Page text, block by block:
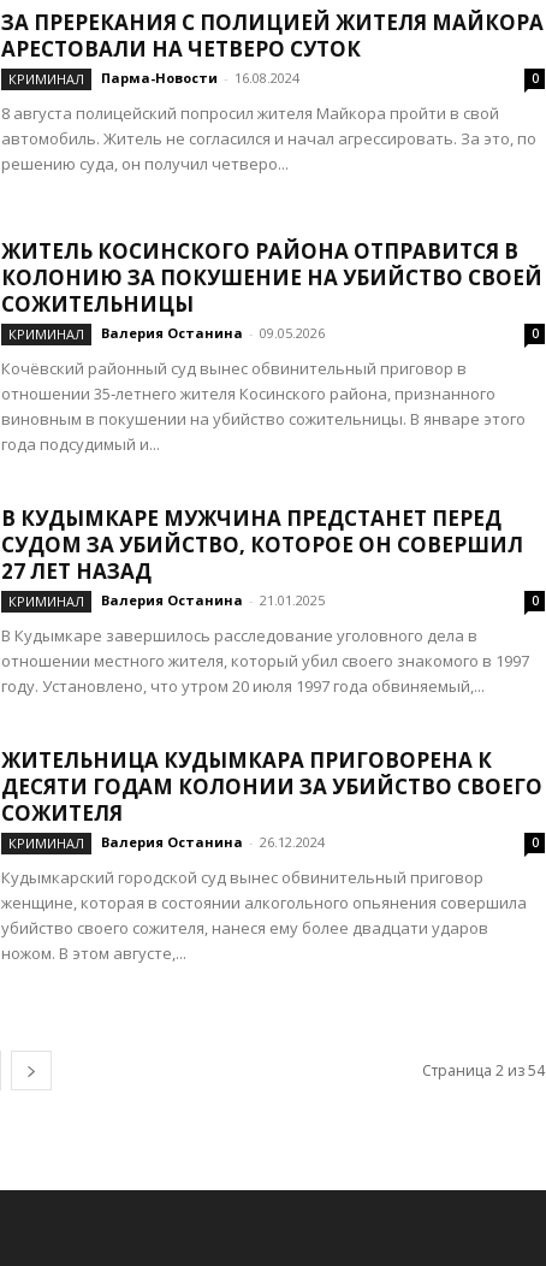
ЗА ПРЕРЕКАНИЯ С ПОЛИЦИЕЙ ЖИТЕЛЯ МАЙКОРА
АРЕСТОВАЛИ НА ЧЕТВЕРО СУТОК
КРИМИНАЛ Парма-Новости - 16.08.2024 0
8 августа полицейский попросил жителя Майкора пройти в свой
автомобиль. Житель не согласился и начал агрессировать. За это, по
решению суда, он получил четверо...
ЖИТЕЛЬ КОСИНСКОГО РАЙОНА ОТПРАВИТСЯ В
КОЛОНИЮ ЗА ПОКУШЕНИЕ НА УБИЙСТВО СВОЕЙ
СОЖИТЕЛЬНИЦЫ
КРИМИНАЛ Валерия Останина - 09.05.2026 0
Кочёвский районный суд вынес обвинительный приговор в
отношении 35‑летнего жителя Косинского района, признанного
виновным в покушении на убийство сожительницы. В январе этого
года подсудимый и...
В КУДЫМКАРЕ МУЖЧИНА ПРЕДСТАНЕТ ПЕРЕД
СУДОМ ЗА УБИЙСТВО, КОТОРОЕ ОН СОВЕРШИЛ
27 ЛЕТ НАЗАД
КРИМИНАЛ Валерия Останина - 21.01.2025 0
В Кудымкаре завершилось расследование уголовного дела в
отношении местного жителя, который убил своего знакомого в 1997
году. Установлено, что утром 20 июля 1997 года обвиняемый,...
ЖИТЕЛЬНИЦА КУДЫМКАРА ПРИГОВОРЕНА К
ДЕСЯТИ ГОДАМ КОЛОНИИ ЗА УБИЙСТВО СВОЕГО
СОЖИТЕЛЯ
КРИМИНАЛ Валерия Останина - 26.12.2024 0
Кудымкарский городской суд вынес обвинительный приговор
женщине, которая в состоянии алкогольного опьянения совершила
убийство своего сожителя, нанеся ему более двадцати ударов
ножом. В этом августе,...
Страница 2 из 54